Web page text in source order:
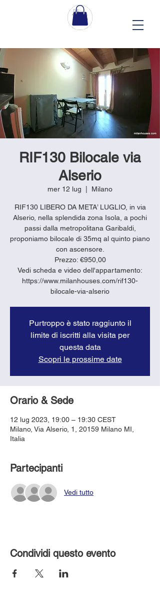
RIF130 Bilocale via
Alserio
mer 12 lug Milano
RIF130 LIBERO DA META’ LUGLIO, in via
Alserio, nella splendida zona Isola, a pochi
passi dalla metropolitana Garibaldi,
proponiamo bilocale di 35mq al quinto piano
con ascensore.
Prezzo: €950,00
Vedi scheda e video dell'appartamento:
https://www.milanhouses.com/rif130-
bilocale-via-alserio
Purtroppo è stato raggiunto il
limite di iscritti alla visita per
questa data
Scopri le prossime date
Orario & Sede
12 lug 2023, 19:00 – 19:30 CEST
Milano, Via Alserio, 1, 20159 Milano MI,
Italia
Partecipanti
Vedi tutto
Condividi questo evento